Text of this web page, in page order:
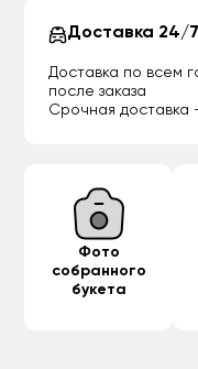
Доставка 24/7
Доставка по всем
после заказа
Срочная доставка
Фото
собранного
букета